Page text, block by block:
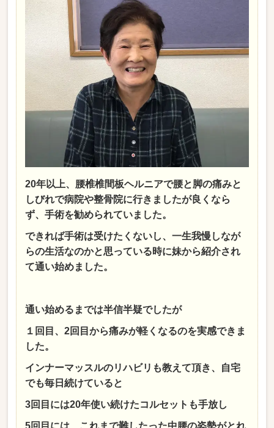
20年以上、腰椎椎間板ヘルニアで腰と脚の痛みと
しびれで病院や整骨院に行きましたが良くなら
ず、手術を勧められていました。
できれば手術は受けたくないし、一生我慢しなが
らの生活なのかと思っている時に妹から紹介され
て通い始めました。
通い始めるまでは半信半疑でしたが
１回目、2回目から痛みが軽くなるのを実感できま
した。
インナーマッスルのリハビリも教えて頂き、自宅
でも毎日続けていると
3回目には20年使い続けたコルセットも手放し
5回目には、これまで難したった中腰の姿勢がとれ